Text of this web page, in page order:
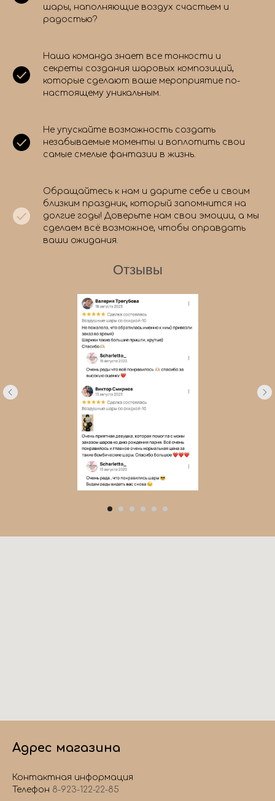
шары, наполняющие воздух счастьем и
радостью?
Наша команда знает все тонкости и
секреты создания шаровых композиций,
которые сделают ваше мероприятие по-
настоящему уникальным.
Не упускайте возможность создать
незабываемые моменты и воплотить свои
самые смелые фантазии в жизнь.
Обращайтесь к нам и дарите себе и своим
близким праздник, который запомнится на
долгие годы! Доверьте нам свои эмоции, а мы
сделаем всё возможное, чтобы оправдать
ваши ожидания.
Отзывы
Адрес магазина
Контактная информация
Телефон 8-923-122-22-85